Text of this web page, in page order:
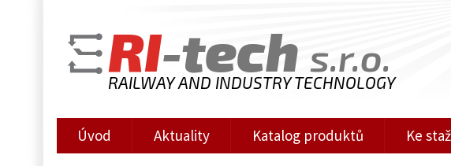
RI-tech s.r.o.
RAILWAY AND INDUSTRY TECHNOLOGY
Úvod Aktuality Katalog produktů Ke